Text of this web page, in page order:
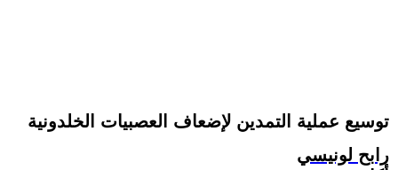
توسيع عملية التمدين لإضعاف العصبيات الخلدونية
رابح لونيسي